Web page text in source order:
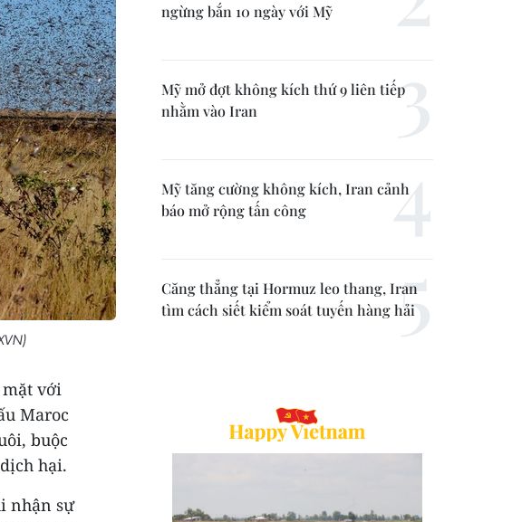
với
Maroc
buộc
hại.
nhận sự
ngừng bắn 10 ngày với Mỹ
Mỹ mở đợt không kích thứ 9 liên tiếp
nhằm vào Iran
Mỹ tăng cường không kích, Iran cảnh
báo mở rộng tấn công
Căng thẳng tại Hormuz leo thang, Iran
tìm cách siết kiểm soát tuyến hàng hải